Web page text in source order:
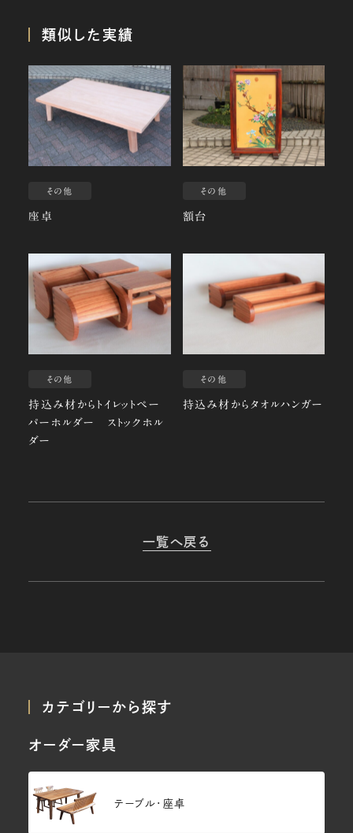
類似した実績
その他
座卓
その他
額台
その他
持込み材からトイレットペー
パーホルダー ストックホル
ダー
その他
持込み材からタオルハンガー
一覧へ戻る
カテゴリーから探す
オーダー家具
テーブル・座卓